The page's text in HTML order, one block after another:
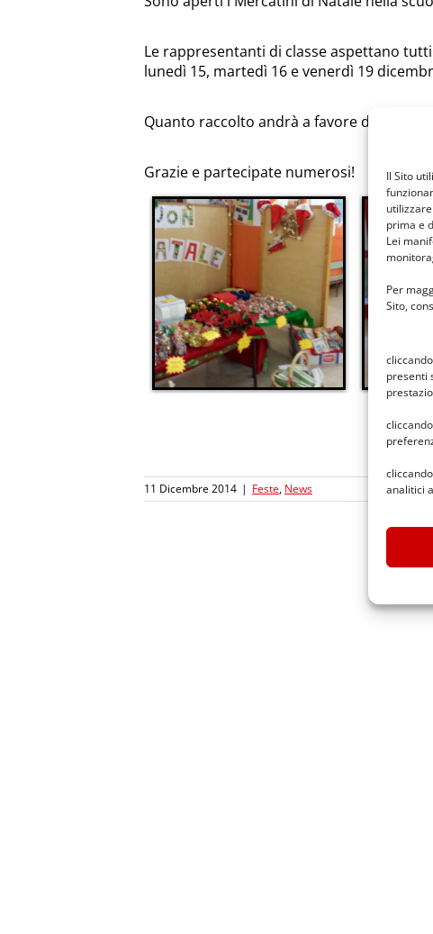
Il Sito
prima e
Lei
Per
Sito,
presenti
analitici
Le rappresentanti di classe aspettano
lunedì 15, martedì 16 e venerdì 19
Quanto raccolto andrà a favore delle
Grazie e partecipate numerosi!
11 Dicembre 2014 | Feste, News